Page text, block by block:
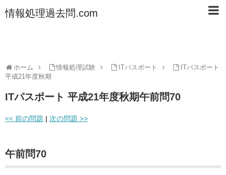
情報処理過去問.com
ホーム 情報処理試験 ITパスポート
ITパスポート
平成21年度秋期
ITパスポート 平成21年度秋期午前問70
<< 前の問題 | 次の問題 >>
午前問70